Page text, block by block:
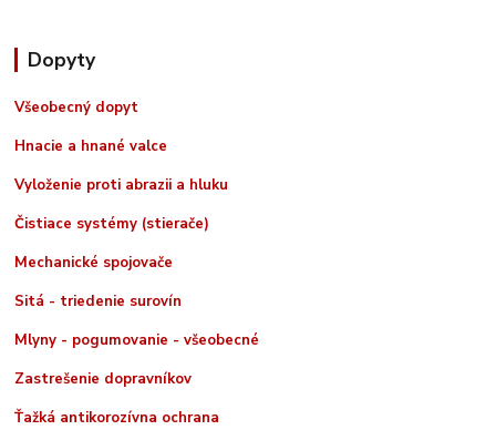
Dopyty
Všeobecný dopyt
Hnacie a hnané valce
Vyloženie proti abrazii a hluku
Čistiace systémy (stierače)
Mechanické spojovače
Sitá - triedenie surovín
Mlyny - pogumovanie - všeobecné
Zastrešenie dopravníkov
Ťažká antikorozívna ochrana